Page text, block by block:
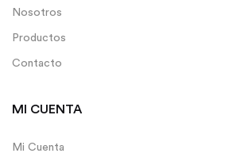
Nosotros
Productos
Contacto
MI CUENTA
Mi Cuenta